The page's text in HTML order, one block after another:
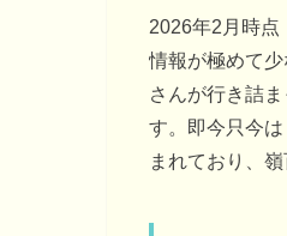
2026年2月時点
情報が極めて
さんが行き詰
す。即今只今
まれており、